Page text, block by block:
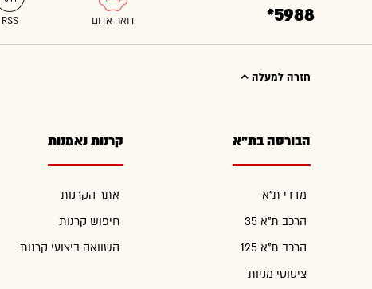
*5988
חזרה למעלה
הבורסה בת"א
מדדי ת"א
הרכב ת"א 35
הרכב ת"א 125
ציטוטי מניות
קרנות נאמנות
אתר הקרנות
חיפוש קרנות
השוואה ביצועי קרנות